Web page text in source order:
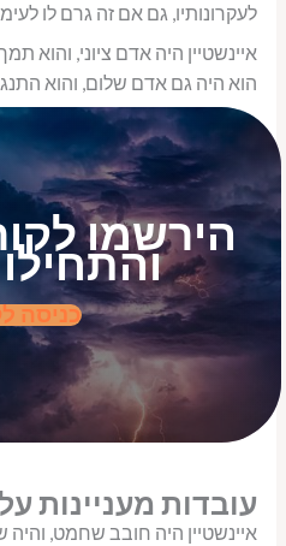
לעקרונותיו, גם אם זה גרם לו
איינשטיין היה אדם ציוני, והוא
הוא היה גם אדם שלום, והוא
הירשמו
כניסה
עובדות מעניינות
איינשטיין היה חובב שחמט, והיה